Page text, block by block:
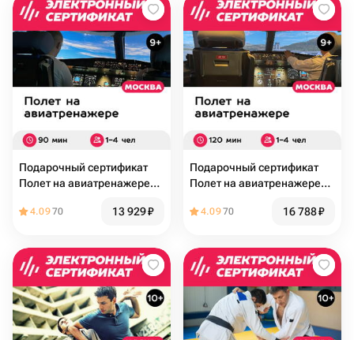
Подарочный сертификат
Полет на авиатренажере
мин. для 1-4 чел., будни
4.0970 13 929₽
Подарочный сертификат
Полет на авиатренажере
минут для 1-4 чел., будни
4.0970 16 788₽